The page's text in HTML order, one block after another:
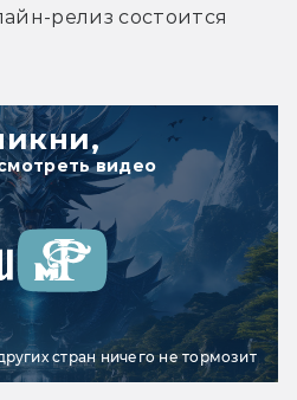
релиз состоится
видео
стран ничего не тормозит